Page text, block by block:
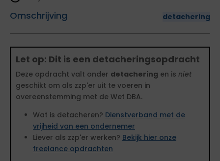
Omschrijving detachering
Let op: Dit is een detacheringsopdracht
Deze opdracht valt onder detachering en is niet
geschikt om als zzp'er uit te voeren in
overeenstemming met de Wet DBA.
Wat is detacheren? Dienstverband met de
vrijheid van een ondernemer
Liever als zzp'er werken? Bekijk hier onze
freelance opdrachten